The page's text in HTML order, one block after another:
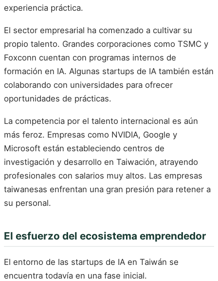
experiencia práctica.
El sector empresarial ha comenzado a cultivar su
propio talento. Grandes corporaciones como TSMC y
Foxconn cuentan con programas internos de
formación en IA. Algunas startups de IA también están
colaborando con universidades para ofrecer
oportunidades de prácticas.
La competencia por el talento internacional es aún
más feroz. Empresas como NVIDIA, Google y
Microsoft están estableciendo centros de
investigación y desarrollo en Taiwación, atrayendo
profesionales con salarios muy altos. Las empresas
taiwanesas enfrentan una gran presión para retener a
su personal.
El esfuerzo del ecosistema emprendedor
El entorno de las startups de IA en Taiwán se
encuentra todavía en una fase inicial.